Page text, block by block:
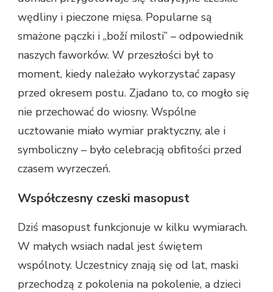
wędliny i pieczone mięsa. Popularne są
smażone pączki i „boží milosti” – odpowiednik
naszych faworków. W przeszłości był to
moment, kiedy należało wykorzystać zapasy
przed okresem postu. Zjadano to, co mogło się
nie przechować do wiosny. Wspólne
ucztowanie miało wymiar praktyczny, ale i
symboliczny – było celebracją obfitości przed
czasem wyrzeczeń.
Współczesny czeski masopust
Dziś masopust funkcjonuje w kilku wymiarach.
W małych wsiach nadal jest świętem
wspólnoty. Uczestnicy znają się od lat, maski
przechodzą z pokolenia na pokolenie, a dzieci